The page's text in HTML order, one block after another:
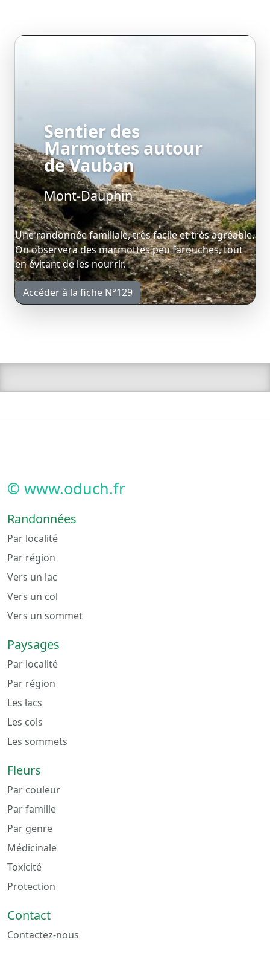
Sentier des
Marmottes autour
de Vauban
Mont-Dauphin
Une randonnée familiale, très facile et très agréable.
On observera des marmottes peu farouches, tout
en évitant de les nourrir.
Accéder à la fiche N°129
© www.oduch.fr
Randonnées
Par localité
Par région
Vers un lac
Vers un col
Vers un sommet
Paysages
Par localité
Par région
Les lacs
Les cols
Les sommets
Fleurs
Par couleur
Par famille
Par genre
Médicinale
Toxicité
Protection
Contact
Contactez-nous